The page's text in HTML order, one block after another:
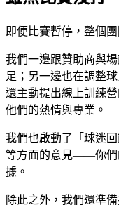
即便比賽暫停，整個
我們一邊跟贊助商與
足；另一邊也在調整
還主動提出線上訓練
他們的熱情與專業。
我們也啟動了「球迷
等方面的意見——你們
據。
除此之外，我們還準